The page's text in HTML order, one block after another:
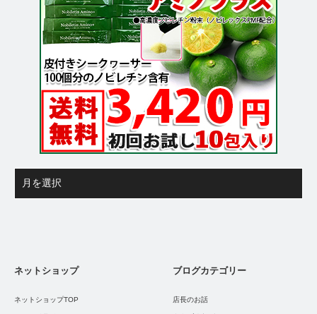
ネットショップ
ネットショップTOP
ブログカテゴリー
店長のお話